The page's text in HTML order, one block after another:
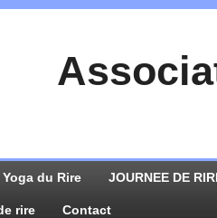
du Rire JOURNEE DE
rire Contact